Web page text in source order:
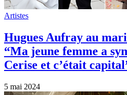
Artistes
Hugues Aufray au
“Ma jeune femme a
Cerise et c’était
5 mai 2024